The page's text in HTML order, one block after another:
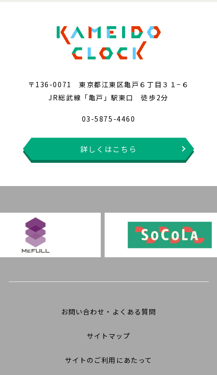
〒136-0071 東京都江東区亀戸６丁目３１−６
JR総武線「亀戸」駅東口 徒歩2分
03-5875-4460
詳しくはこちら
お問い合わせ・よくある質問
サイトマップ
サイトのご利用にあたって